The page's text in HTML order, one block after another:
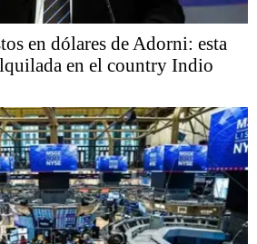
en dólares de Adorni: esta
en el country Indio